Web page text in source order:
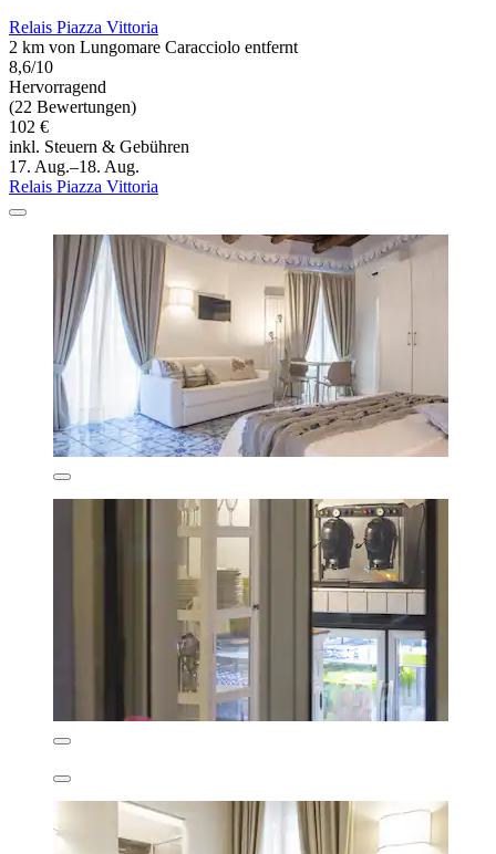
Relais Piazza Vittoria
2 km von Lungomare Caracciolo entfernt
8,6/10
Hervorragend
(22 Bewertungen)
102 €
inkl. Steuern & Gebühren
17. Aug.–18. Aug.
Relais Piazza Vittoria